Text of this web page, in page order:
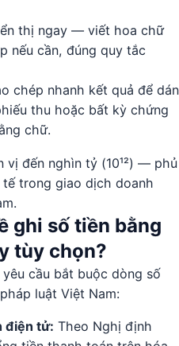
thị ngay — viết hoa chữ
nếu cần, đúng quy tắc
chép nhanh kết quả để dán
thu hoặc bất kỳ chứng
chữ.
đến nghìn tỷ (10¹²) — phủ
trong giao dịch doanh
ghi số tiền bằng
tùy chọn?
cầu bắt buộc dòng số
luật Việt Nam:
điện tử: Theo Nghị định